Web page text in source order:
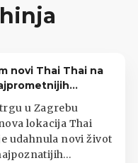
novi Thai Thai na
lokacija
u Zagrebu
lokacija Thai
udahnula novi život